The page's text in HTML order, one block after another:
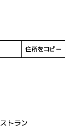
住所をコピー
トラン